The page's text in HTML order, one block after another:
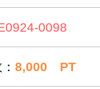
0098
8,000 PT